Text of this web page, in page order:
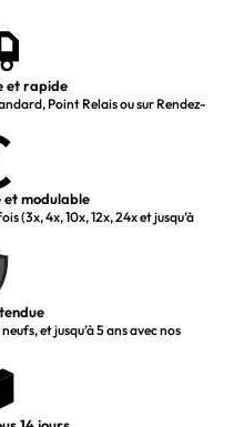
et rapide
Point Relais ou sur Rendez-
et modulable
(3x, 4x, 10x, 12x, 24x et jusqu’à
et jusqu’à 5 ans avec nos